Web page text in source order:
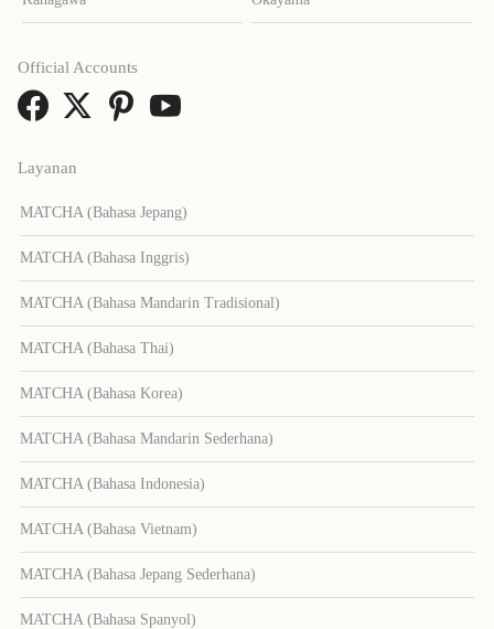
Layanan
MATCHA (Bahasa Jepang)
MATCHA (Bahasa Inggris)
MATCHA (Bahasa Mandarin Tradisional)
MATCHA (Bahasa Thai)
MATCHA (Bahasa Korea)
MATCHA (Bahasa Mandarin Sederhana)
MATCHA (Bahasa Indonesia)
MATCHA (Bahasa Vietnam)
MATCHA (Bahasa Jepang Sederhana)
MATCHA (Bahasa Spanyol)
Official Accounts